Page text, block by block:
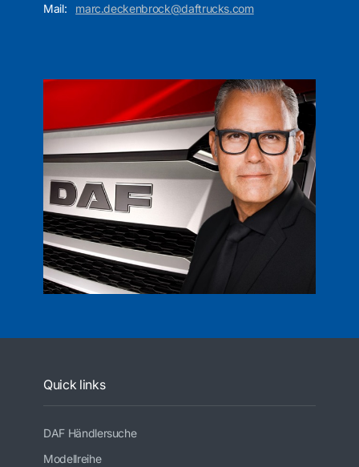
Mail: marc.deckenbrock@daftrucks.com
Quick links
DAF Händlersuche
Modellreihe